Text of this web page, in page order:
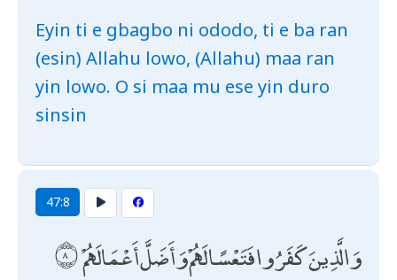
Eyin ti e gbagbo ni ododo, ti e ba ran
(esin) Allahu lowo, (Allahu) maa ran
yin lowo. O si maa mu ese yin duro
sinsin
47:8
وَالَّذِينَ كَفَرُوا فَتَعْسًا لَهُمْ وَأَضَلَّ أَعْمَالَهُمْ